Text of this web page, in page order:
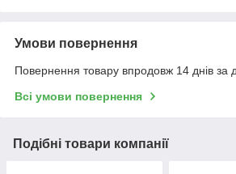
Умови повернення
Повернення товару впродовж 14 днів за
Всі умови повернення
Подібні товари компанії